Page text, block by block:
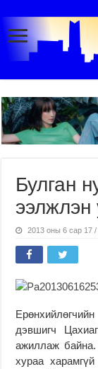
Булган
ээлжлэн
2013 оны 6 сар 17
дэвшигч
ажиллаж байна.
хураа